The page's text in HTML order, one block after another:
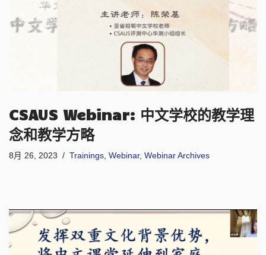
CSAUS Webinar: 中文学校的教学理
念和教学方略
8月 26, 2023 Trainings Webinar, Webinar Archives